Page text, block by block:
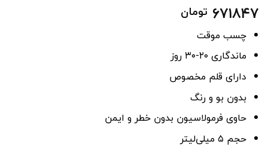
۶۷۱۸۴۷ تومان
چسب موقت
ماندگاری ۲۰-۳۰ روز
دارای قلم مخصوص
بدون بو و رنگ
حاوی فرمولاسیون بدون خطر و ایمن
حجم ۵ میلی‌لیتر